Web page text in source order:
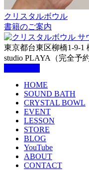
クリスタルボウル
書籍のご案内
東京都台東区柳橋1-9-1
studio PLAYA（完全予約
HOME
SOUND BATH
CRYSTAL BOWL
EVENT
LESSON
STORE
BLOG
YouTube
ABOUT
CONTACT